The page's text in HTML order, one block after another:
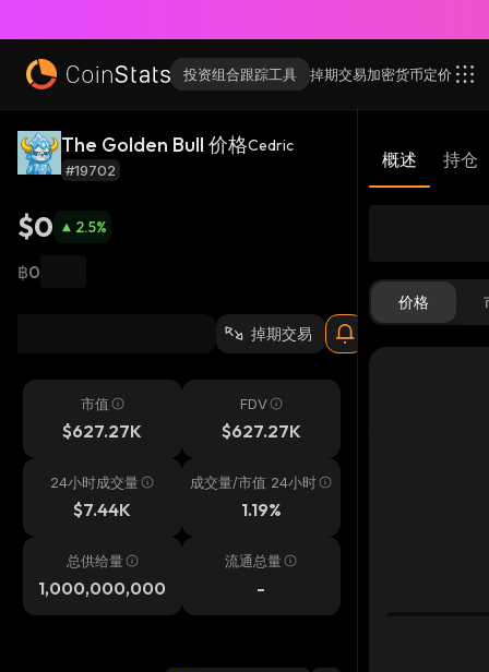
投资组合跟踪工具 掉期交易加密货币定价
The Golden Bull 价格Cedric
#19702
$0 2.5%
฿0
掉期交易
市值
$627.27K
FDV
$627.27K
24小时成交量
$7.44K
成交量/市值 24小时
1.19%
总供给量
1,000,000,000
流通总量
-
概述 持仓
价格